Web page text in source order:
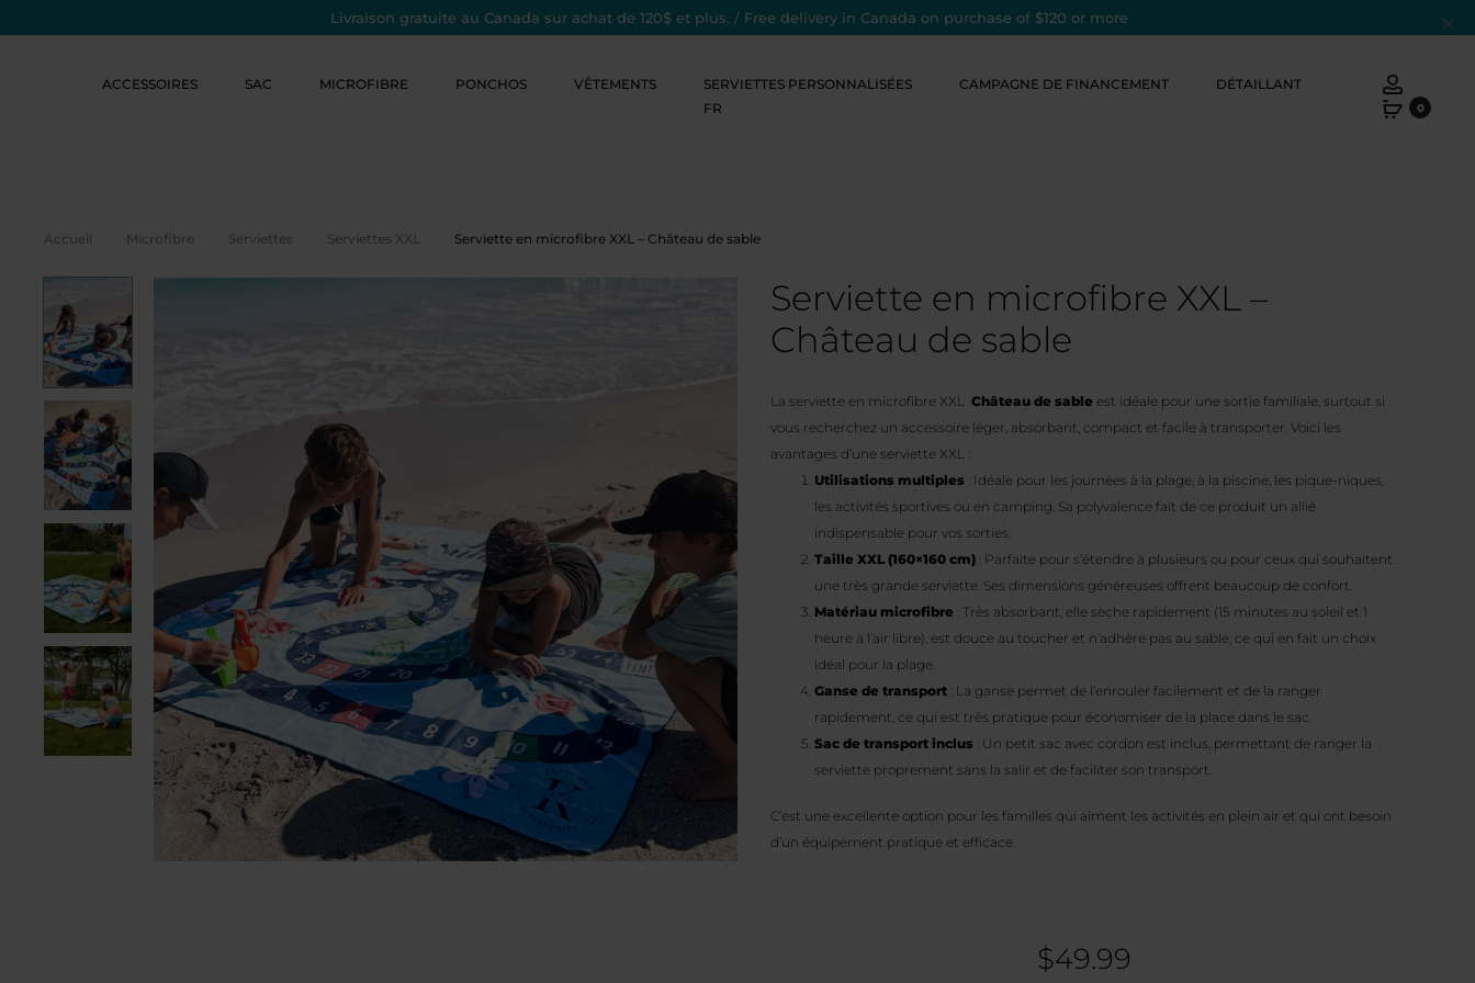
Livraison gratuite au Canada sur achat de 120$ et plus. / Free delivery in Canada on purchase of $120 or more
ACCESSOIRES SAC MICROFIBRE PONCHOS VÊTEMENTS SERVIETTES PERSONNALISÉES CAMPAGNE DE FINANCEMENT
DÉTAILLANT
FR
0
Accueil Microfibre Serviettes Serviettes XXL Serviette en microfibre XXL – Château de sable
Serviette en microfibre XXL –
Château de sable
La serviette en microfibre XXL Château de sable est idéale pour une sortie familiale, surtout si
vous recherchez un accessoire léger, absorbant, compact et facile à transporter. Voici les
avantages d’une serviette XXL :
Utilisations multiples : Idéale pour les journées à la plage, à la piscine, les pique-niques,
les activités sportives ou en camping. Sa polyvalence fait de ce produit un allié
indispensable pour vos sorties.
Taille XXL (160×160 cm) : Parfaite pour s’étendre à plusieurs ou pour ceux qui souhaitent
une très grande serviette. Ses dimensions généreuses offrent beaucoup de confort.
Matériau microfibre : Très absorbant, elle sèche rapidement (15 minutes au soleil et 1
heure à l’air libre), est douce au toucher et n’adhère pas au sable, ce qui en fait un choix
idéal pour la plage.
Ganse de transport : La ganse permet de l’enrouler facilement et de la ranger
rapidement, ce qui est très pratique pour économiser de la place dans le sac.
Sac de transport inclus : Un petit sac avec cordon est inclus, permettant de ranger la
serviette proprement sans la salir et de faciliter son transport.
C’est une excellente option pour les familles qui aiment les activités en plein air et qui ont besoin
d’un équipement pratique et efficace.
$49.99